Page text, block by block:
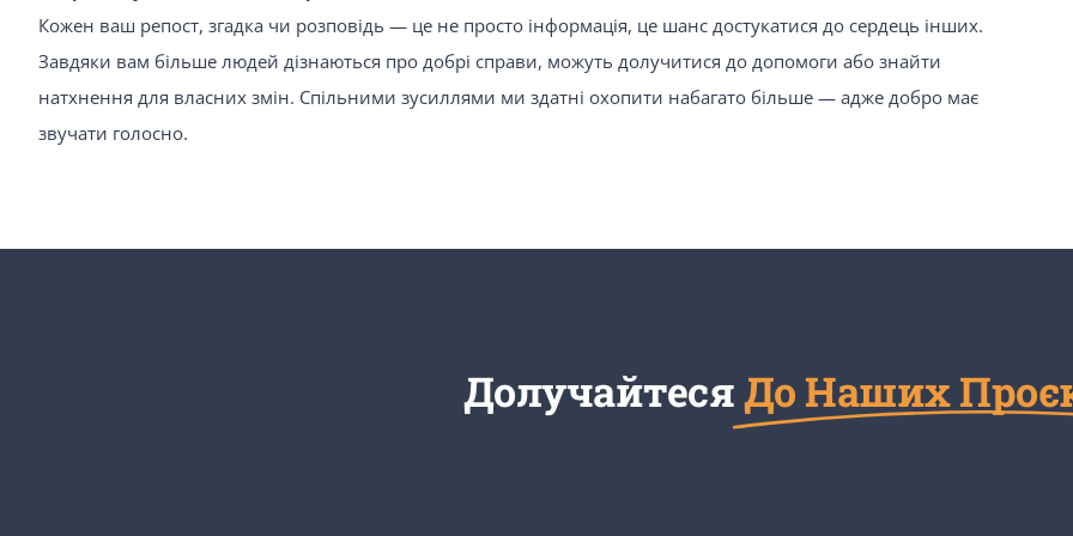
Кожен ваш репост, згадка чи розповідь — це не просто інформація, це шанс достукатися до сердець інших.
Завдяки вам більше людей дізнаються про добрі справи, можуть долучитися до допомоги або знайти
натхнення для власних змін. Спільними зусиллями ми здатні охопити набагато більше — адже добро має
звучати голосно.
ДолучайтесяДо Наших